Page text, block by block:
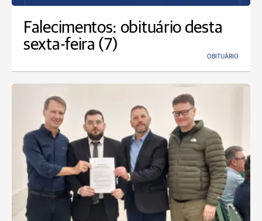
Falecimentos: obituário desta
sexta-feira (7)
OBITUÁRIO